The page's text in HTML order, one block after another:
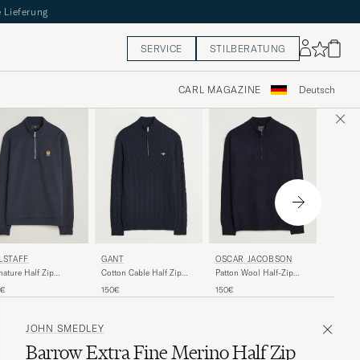
Lieferung
SERVICE STILBERATUNG
CARL MAGAZINE Deutsch
Half Zip
GANT
Cotton Cable Half Zip
150€
OSCAR JACOBSON
Patton Wool Half-Zip
150€
JOHN SMEDLEY
Barrow Extra Fine Merino Half Zip